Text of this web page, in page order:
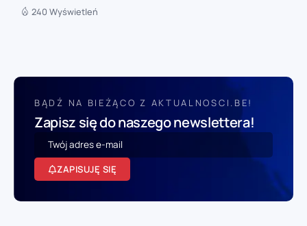
240 Wyświetleń
BĄDŹ NA BIEŻĄCO Z AKTUALNOSCI.BE!
Zapisz się do naszego newslettera!
ZAPISUJĘ SIĘ